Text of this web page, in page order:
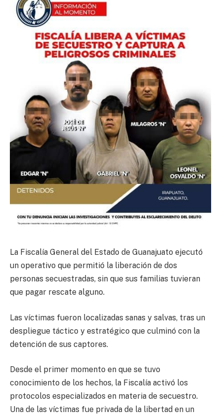
La Fiscalía General del Estado de Guanajuato ejecutó
un operativo que permitió la liberación de dos
personas secuestradas, sin que sus familias tuvieran
que pagar rescate alguno.
Las víctimas fueron localizadas sanas y salvas, tras un
despliegue táctico y estratégico que culminó con la
detención de sus captores.
Desde el primer momento en que se tuvo
conocimiento de los hechos, la Fiscalía activó los
protocolos especializados en materia de secuestro.
Una de las víctimas fue privada de la libertad en un